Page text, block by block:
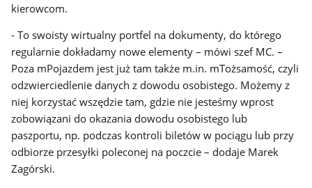
kierowcom.
- To swoisty wirtualny portfel na dokumenty, do którego
regularnie dokładamy nowe elementy – mówi szef MC. –
Poza mPojazdem jest już tam także m.in. mTożsamość, czyli
odzwierciedlenie danych z dowodu osobistego. Możemy z
niej korzystać wszędzie tam, gdzie nie jesteśmy wprost
zobowiązani do okazania dowodu osobistego lub
paszportu, np. podczas kontroli biletów w pociągu lub przy
odbiorze przesyłki poleconej na poczcie – dodaje Marek
Zagórski.